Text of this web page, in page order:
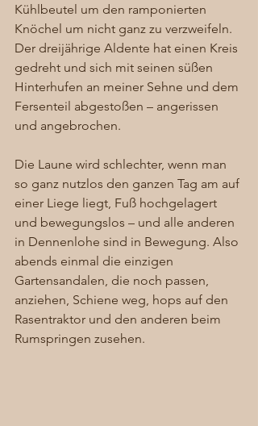
Kühlbeutel um den ramponierten
Knöchel um nicht ganz zu verzweifeln.
Der dreijährige Aldente hat einen Kreis
gedreht und sich mit seinen süßen
Hinterhufen an meiner Sehne und dem
Fersenteil abgestoßen – angerissen
und angebrochen.
Die Laune wird schlechter, wenn man
so ganz nutzlos den ganzen Tag am auf
einer Liege liegt, Fuß hochgelagert
und bewegungslos – und alle anderen
in Dennenlohe sind in Bewegung. Also
abends einmal die einzigen
Gartensandalen, die noch passen,
anziehen, Schiene weg, hops auf den
Rasentraktor und den anderen beim
Rumspringen zusehen.